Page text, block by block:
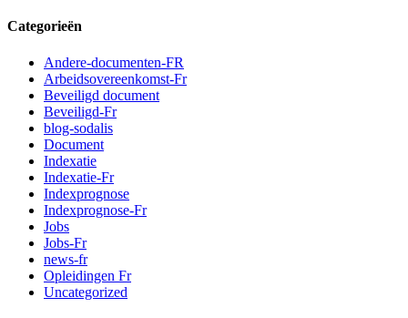
Categorieën
Andere-documenten-FR
Arbeidsovereenkomst-Fr
Beveiligd document
Beveiligd-Fr
blog-sodalis
Document
Indexatie
Indexatie-Fr
Indexprognose
Indexprognose-Fr
Jobs
Jobs-Fr
news-fr
Opleidingen Fr
Uncategorized